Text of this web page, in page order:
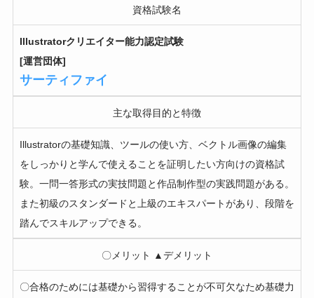
資格試験名
Illustratorクリエイター能力認定試験
[運営団体]
サーティファイ
主な取得目的と特徴
Illustratorの基礎知識、ツールの使い方、ベクトル画像の編集
をしっかりと学んで使えることを証明したい方向けの資格試
験。一問一答形式の実技問題と作品制作型の実践問題がある。
また初級のスタンダードと上級のエキスパートがあり、段階を
踏んでスキルアップできる。
〇メリット ▲デメリット
〇合格のためには基礎から習得することが不可欠なため基礎力